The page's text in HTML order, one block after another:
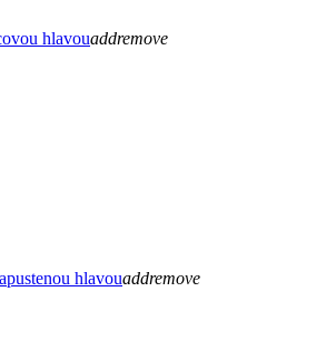
hlavouaddremove
hlavouaddremove